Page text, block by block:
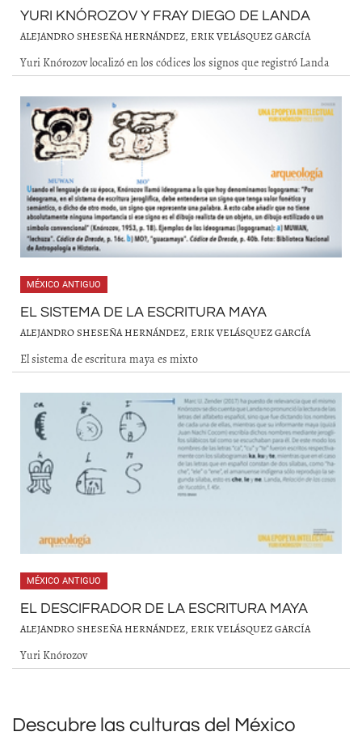
YURI KNÓROZOV Y FRAY DIEGO DE LANDA
ALEJANDRO SHESEÑA HERNÁNDEZ, ERIK VELÁSQUEZ GARCÍA
Yuri Knórozov localizó en los códices los signos que registró Landa
MÉXICO ANTIGUO
EL SISTEMA DE LA ESCRITURA MAYA
ALEJANDRO SHESEÑA HERNÁNDEZ, ERIK VELÁSQUEZ GARCÍA
El sistema de escritura maya es mixto
MÉXICO ANTIGUO
EL DESCIFRADOR DE LA ESCRITURA MAYA
ALEJANDRO SHESEÑA HERNÁNDEZ, ERIK VELÁSQUEZ GARCÍA
Yuri Knórozov
Descubre las culturas del México